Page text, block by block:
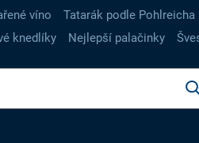
víno Tatarák podle Pohlreicha
knedlíky Nejlepší palačinky